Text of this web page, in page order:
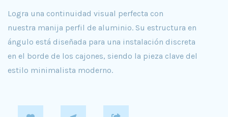
Logra una continuidad visual perfecta con
nuestra manija perfil de aluminio. Su estructura en
ángulo está diseñada para una instalación discreta
en el borde de los cajones, siendo la pieza clave del
estilo minimalista moderno.